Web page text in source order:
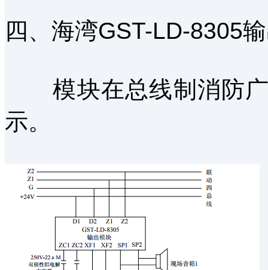
四、海湾GST-LD-8305
模块在总线制消防广
示。